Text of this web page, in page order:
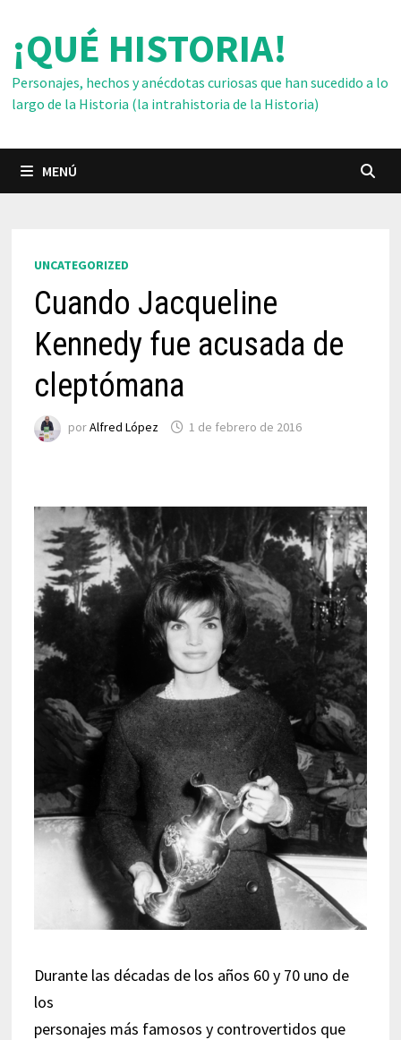
contenido
¡QUÉ HISTORIA!
Personajes, hechos y anécdotas curiosas que han sucedido a lo
largo de la Historia (la intrahistoria de la Historia)
MENÚ
UNCATEGORIZED
Cuando Jacqueline
Kennedy fue acusada de
cleptómana
porAlfred López 1 de febrero de 2016
Durante las décadas de los años 60 y 70 uno de
los
personajes más famosos y controvertidos que